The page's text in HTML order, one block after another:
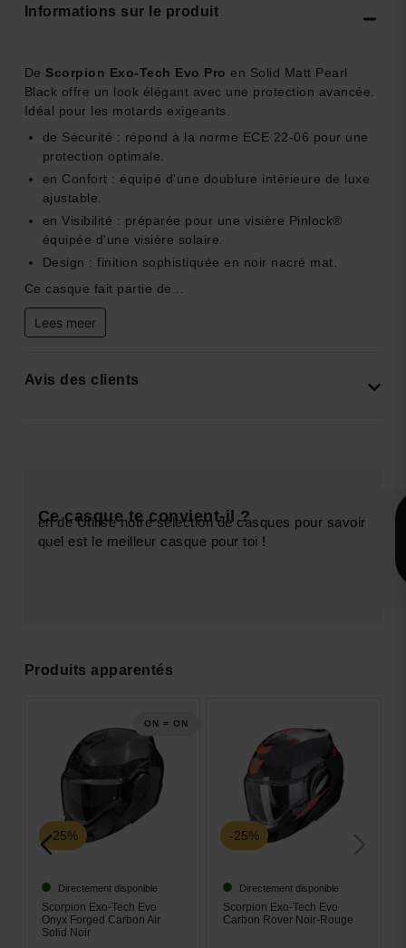
Informations sur le produit
De Scorpion Exo-Tech Evo Pro en Solid Matt Pearl
Black offre un look élégant avec une protection avancée.
Idéal pour les motards exigeants.
de Sécurité : répond à la norme ECE 22-06 pour une
protection optimale.
en Confort : équipé d'une doublure intérieure de luxe
ajustable.
en Visibilité : préparée pour une visière Pinlock®
équipée d'une visière solaire.
Design : finition sophistiquée en noir nacré mat.
Ce casque fait partie de...
Lees meer
Avis des clients
Ce casque te convient-il ?
en de Utilise notre sélection de casques pour savoir
quel est le meilleur casque pour toi !
Produits apparentés
ON = ON
-25%
Directement disponible
Scorpion Exo-Tech Evo
Onyx Forged Carbon Air
Solid Noir
-25%
Directement disponible
Scorpion Exo-Tech Evo
Carbon Rover Noir-Rouge